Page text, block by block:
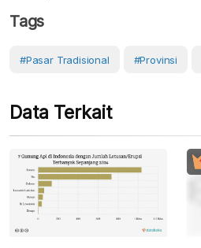
Tags
#Pasar Tradisional #Provinsi
Data Terkait